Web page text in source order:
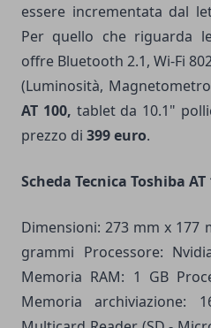
essere incrementata dal
Per quello che riguarda
offre Bluetooth 2.1, Wi-Fi
(Luminosità,
AT 100, tablet da 10.1"
prezzo di 399 euro.
Scheda Tecnica Toshiba AT
Dimensioni: 273 mm x 177
grammi Processore:
Memoria RAM: 1 GB
Memoria archiviazione: